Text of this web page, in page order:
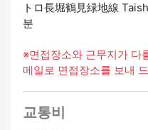
トロ長堀鶴見緑地線
분
※면접장소와 근무지가 다
메일로 면접장소를 보내
교통비